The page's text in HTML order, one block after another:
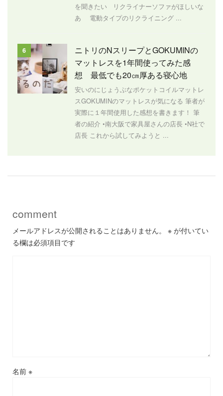
を聞きたい リクライナーソファがほしいな
あ 電動タイプのリクライニング ...
6
ニトリのNスリープとGOKUMINの
マットレスを1年間使ってみた感
想 最低でも20㎝厚ある寝心地
安いのにじょうぶなポケットコイルマットレ
スGOKUMINのマットレスが気になる 筆者が
実際に１年間使用した感想を書きます！ 筆
者の紹介 •南大阪で家具屋さんの店長 •N社で
店長 これから試してみようと ...
comment
メールアドレスが公開されることはありません。 ※ が付いてい
る欄は必須項目です
名前 ※